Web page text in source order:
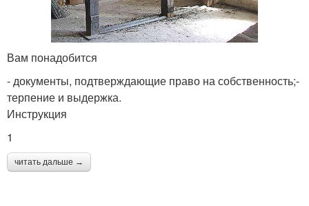
Вам понадобится
- документы, подтверждающие право на собственность;-
терпение и выдержка.
Инструкция
1
читать дальше →